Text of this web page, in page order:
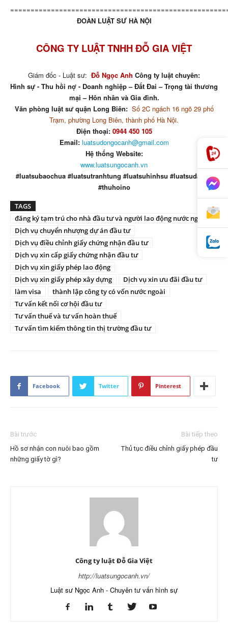
ĐOÀN LUẬT SƯ HÀ NỘI
CÔNG TY LUẬT TNHH ĐỖ GIA VIỆT
Giám đốc - Luật sư: Đỗ Ngọc Anh Công ty luật chuyên:
Hình sự - Thu hồi nợ - Doanh nghiệp – Đất Đai – Trọng tài thương
mại – Hôn nhân và Gia đình.
Văn phòng luật sư quận Long Biên: Số 2C ngách 16 ngõ 29 phố
Trạm, phường Long Biên, thành phố Hà Nội.
Điện thoại: 0944 450 105
Email: luatsudongocanh@gmail.com
Hệ thống Website:
www.luatsungocanh.vn
#luatsubaochua #luatsutranhtung #luatsuhinhsu #luatsudatdai
#thuhoino
TAGS
đăng ký tạm trú cho nhà đầu tư và người lao động nước ngoài
Dịch vụ chuyển nhượng dự án đầu tư
Dịch vụ điều chỉnh giấy chứng nhận đầu tư
Dịch vụ xin cấp giấy chứng nhận đầu tư
Dịch vụ xin giấy phép lao động
Dịch vụ xin giấy phép xây dựng
Dịch vụ xin ưu đãi đầu tư
làm visa
thành lập công ty có vốn nước ngoài
Tư vấn kết nối cơ hội đầu tư
Tư vấn thuế và tư vấn hoàn thuế
Tư vấn tìm kiếm thông tin thị trường đầu tư
Facebook Twitter Pinterest
Bài trước
Hồ sơ nhận con nuôi bao gồm
những giấy tờ gì?
Bài tiếp theo
Thủ tục điều chỉnh giấy phép đầu
tư
Công ty luật Đỗ Gia Việt
http://luatsungocanh.vn/
Luật sư Ngọc Anh - Chuyên tư vấn hình sự